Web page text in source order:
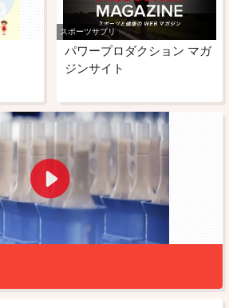
スポーツサプリ
パワープロダクション マガ
ジンサイト